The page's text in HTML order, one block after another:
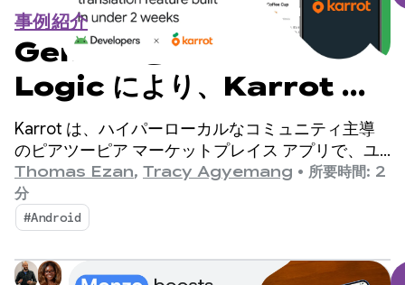
事例紹介
Gemini と Firebase AI
Logic により、Karrot は
2 週間以内に翻訳機能を組み
込み、売上を増加させること
ができました
Karrot は、ハイパーローカルなコミュニティ主導
のピアツーピア マーケットプレイス アプリで、ユ
ーザーは他の確認済みユーザーと商品を売買したり
交換したりできます。2015 年に韓国でリリースさ
れて以来、このプラットフォームはグローバル市場
に拡大し、登録ユーザー数は 4,300 万人を超えて
います。
Thomas Ezan, Tracy Agyemang • 所要時間: 2
分
#Android